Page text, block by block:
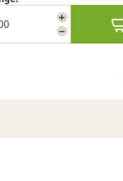
Menge
reduzieren
Menge
erhöhen